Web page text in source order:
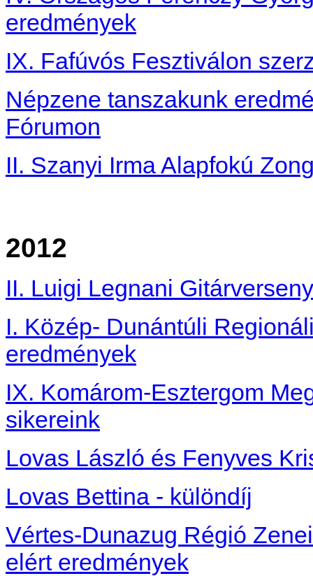
eredmények
IX. Fafúvós Fesztiválon
Népzene tanszakunk
Fórumon
II. Szanyi Irma Alapfokú
2012
II. Luigi Legnani
I. Közép- Dunántúli
eredmények
IX. Komárom-Esztergom
sikereink
Lovas László és Fenyves
Lovas Bettina - különdíj
Vértes-Dunazug Régió
elért eredmények